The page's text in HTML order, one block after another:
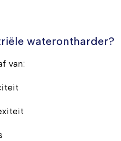
waterontharder?
van: